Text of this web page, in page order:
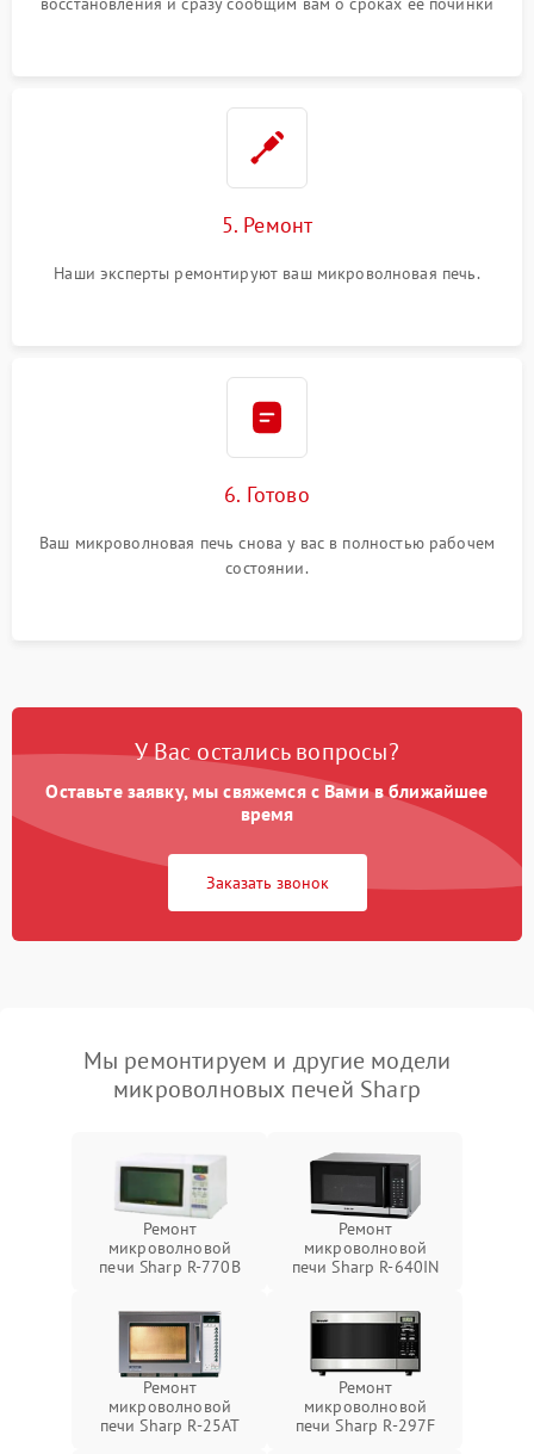
5. Ремонт
Наши эксперты ремонтируют ваш микроволновая печь.
6. Готово
Ваш микроволновая печь снова у вас в полностью рабочем
состоянии.
У Вас остались вопросы?
Оставьте заявку, мы свяжемся с Вами в ближайшее
время
Заказать звонок
Мы ремонтируем и другие модели
микроволновых печей Sharp
Ремонт
микроволновой
печи Sharp R-770B
Ремонт
микроволновой
печи Sharp R-640IN
Ремонт
микроволновой
печи Sharp R-25AT
Ремонт
микроволновой
печи Sharp R-297F